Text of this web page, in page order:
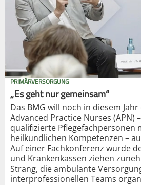
PRIMÄRVERSORGUNG
„Es geht nur gemeinsam“
Das BMG will noch in diesem
Advanced Practice Nurses (APN)
qualifizierte Pflegefachpersonen
heilkundlichen Kompetenzen –
Auf einer Fachkonferenz wurde
und Krankenkassen ziehen
Strang, die ambulante
interprofessionellen Teams